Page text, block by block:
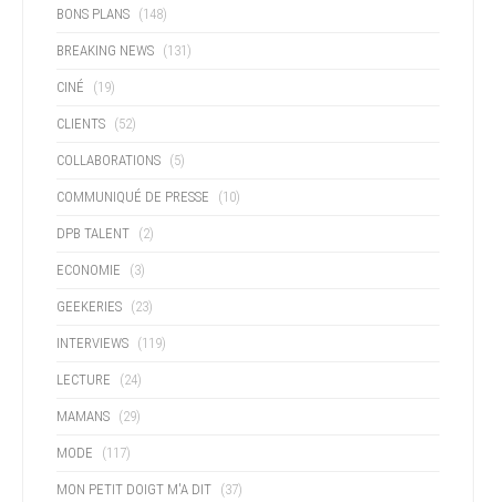
BONS PLANS (148)
BREAKING NEWS (131)
CINÉ (19)
CLIENTS (52)
COLLABORATIONS (5)
COMMUNIQUÉ DE PRESSE (10)
DPB TALENT (2)
ECONOMIE (3)
GEEKERIES (23)
INTERVIEWS (119)
LECTURE (24)
MAMANS (29)
MODE (117)
MON PETIT DOIGT M'A DIT (37)